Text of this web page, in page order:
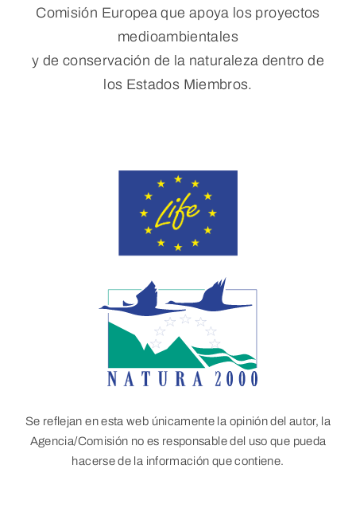
Comisión Europea que apoya los proyectos
medioambientales
y de conservación de la naturaleza dentro de
los Estados Miembros.
Se reflejan en esta web únicamente la opinión del autor, la
Agencia/Comisión no es responsable del uso que pueda
hacerse de la información que contiene.